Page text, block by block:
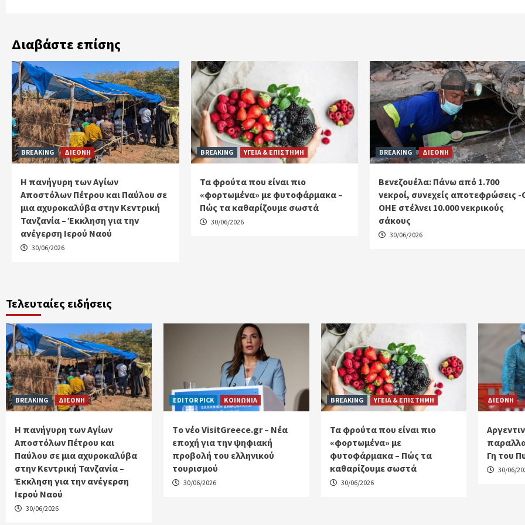
Διαβάστε επίσης
BREAKING ΔΙΕΘΝΗ
Η πανήγυρη των Αγίων
Αποστόλων Πέτρου και Παύλου σε
μια αχυροκαλύβα στην Κεντρική
Τανζανία – Έκκληση για την
ανέγερση Ιερού Ναού
30/06/2026
BREAKING ΥΓΕΙΑ & ΕΠΙΣΤΗΜΗ
Τα φρούτα που είναι πιο
«φορτωμένα» με φυτοφάρμακα –
Πώς τα καθαρίζουμε σωστά
30/06/2026
BREAKING ΔΙΕΘΝΗ
Βενεζουέλα: Πάνω από 1.700
νεκροί, συνεχείς αποτεφρώσεις -
ΟΗΕ στέλνει 10.000 νεκρικούς
σάκους
30/06/2026
Τελευταίες ειδήσεις
BREAKING ΔΙΕΘΝΗ
Η πανήγυρη των Αγίων
Αποστόλων Πέτρου και
Παύλου σε μια αχυροκαλύβα
στην Κεντρική Τανζανία –
Έκκληση για την ανέγερση
Ιερού Ναού
30/06/2026
EDITOR PICK ΚΟΙΝΩΝΙΑ
Tο νέο VisitGreece.gr – Νέα
εποχή για την ψηφιακή
προβολή του ελληνικού
τουρισμού
30/06/2026
BREAKING ΥΓΕΙΑ & ΕΠΙΣΤΗΜΗ
Τα φρούτα που είναι πιο
«φορτωμένα» με
φυτοφάρμακα – Πώς τα
καθαρίζουμε σωστά
30/06/2026
ΔΙΕΘΝΗ
Γη του
30/06/